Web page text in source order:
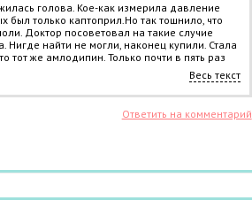
голова. Кое-как измерила давление
был только каптоприл.Но так тошнило, что
Доктор посоветовал на такие случие
найти не могли, наконец купили. Стала
тот же амлодипин. Только почти в пять раз
высоковатое к вечеру опять. Тот же
головной болью. надо было выкидывать
более мягко действующий препарат.
Весь текст
Ответить на комментарий